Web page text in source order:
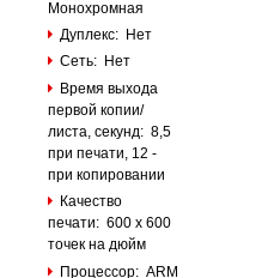
Монохромная
Дуплекс: Нет
Сеть: Нет
Время выхода
первой копии/
листа, секунд: 8,5
при печати, 12 -
при копировании
Качество
печати: 600 x 600
точек на дюйм
Процессор: ARM